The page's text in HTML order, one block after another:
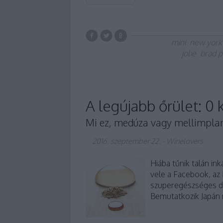
mini
new york
jolie brad
A legújabb őrület: 0
Mi ez, medúza vagy
2016. szeptember 22. Winelovers
Hiába tűnik talán
vele a Facebook,
szuperegészséges
Bemutatkozik